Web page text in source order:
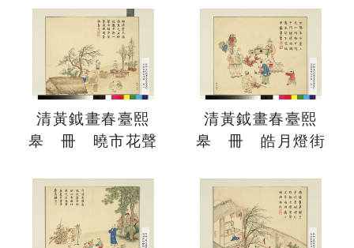
清黃鉞畫春臺熙
皋 冊 曉市花聲
清黃鉞畫春臺熙
皋 冊 皓月燈街